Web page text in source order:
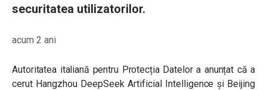
securitatea utilizatorilor.
acum 2 ani
Autoritatea italiană pentru Protecția Datelor a anunțat că a
cerut Hangzhou DeepSeek Artificial Intelligence și Beijing